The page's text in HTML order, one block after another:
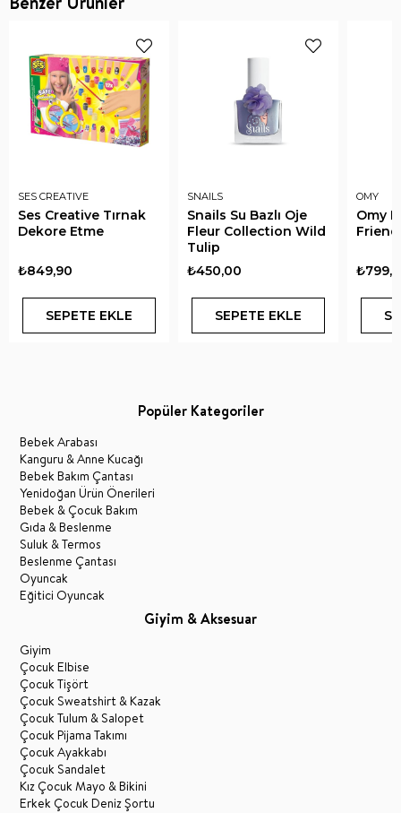
SES CREATIVE
Ses Creative Tırnak
Dekore Etme
₺849,90
SEPETE EKLE
SNAILS
Snails Su Bazlı Oje
Fleur Collection Wild
Tulip
₺450,00
SEPETE EKLE
OMY
Omy
Popüler Kategoriler
Bebek Arabası
Kanguru & Anne Kucağı
Bebek Bakım Çantası
Yenidoğan Ürün Önerileri
Bebek & Çocuk Bakım
Gıda & Beslenme
Suluk & Termos
Beslenme Çantası
Oyuncak
Eğitici Oyuncak
Giyim & Aksesuar
Giyim
Çocuk Elbise
Çocuk Tişört
Çocuk Sweatshirt & Kazak
Çocuk Tulum & Salopet
Çocuk Pijama Takımı
Çocuk Ayakkabı
Çocuk Sandalet
Kız Çocuk Mayo & Bikini
Erkek Çocuk Deniz Şortu